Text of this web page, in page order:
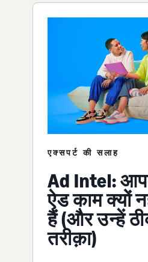
एक्सपर्ट की सलाह
Ad Intel:
ऐड काम क्यों
हैं (और उन्हें
तरीक़ा)